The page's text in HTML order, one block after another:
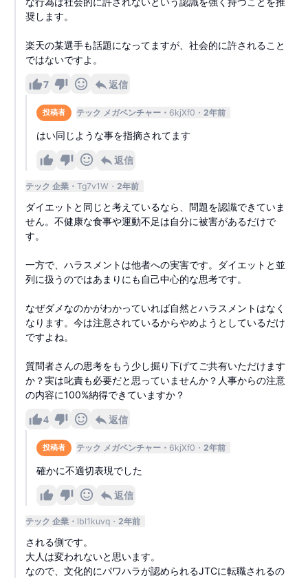
奨します。
楽天の某選手も話題になってますが、社会的に許されること
ではないですよ。
7 返信
投稿者 テック メガベンチャー 6kjXf0 2年前
はい同じような事を指摘されてます
返信
テック 企業 Tg7v1W 2年前
ダイエットと同じと考えているなら、問題を認識できていま
せん。不健康な食事や運動不足は自分に被害があるだけで
す。
一方で、ハラスメントは他者への実害です。ダイエットと並
列に扱うのではあまりにも自己中心的な思考です。
なぜダメなのかがわかっていれば自然とハラスメントはなく
なります。今は注意されているからやめようとしているだけ
ですよね。
質問者さんの思考をもう少し掘り下げてご共有いただけます
か？実は叱責も必要だと思っていませんか？人事からの注意
の内容に100%納得できていますか？
4 返信
投稿者 テック メガベンチャー 6kjXf0 2年前
確かに不適切表現でした
返信
テック 企業 lbl1kuvq 2年前
される側です。
大人は変われないと思います。
なので、文化的にパワハラが認められるJTCに転職されるの